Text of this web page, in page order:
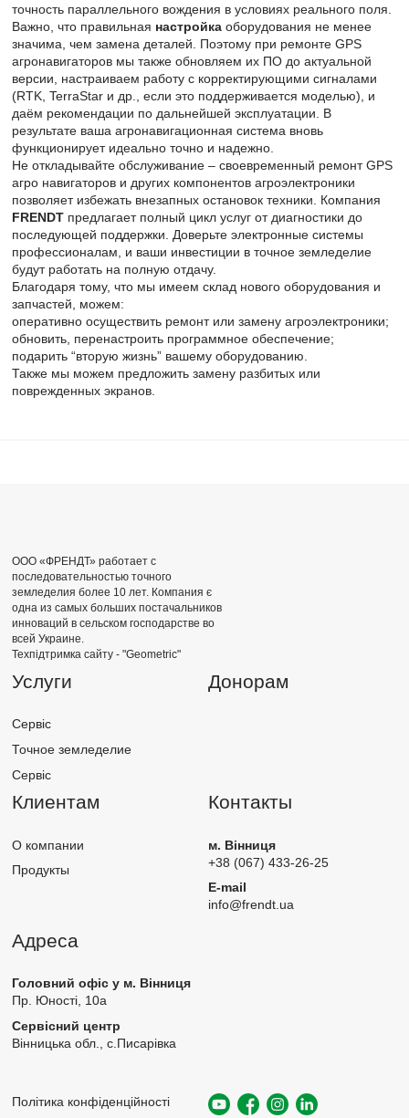
точность параллельного вождения в условиях реального поля.
Важно, что правильная настройка оборудования не менее
значима, чем замена деталей. Поэтому при ремонте GPS
агронавигаторов мы также обновляем их ПО до актуальной
версии, настраиваем работу с корректирующими сигналами
(RTK, TerraStar и др., если это поддерживается моделью), и
даём рекомендации по дальнейшей эксплуатации. В
результате ваша агронавигационная система вновь
функционирует идеально точно и надежно.
Не откладывайте обслуживание – своевременный ремонт GPS
агро навигаторов и других компонентов агроэлектроники
позволяет избежать внезапных остановок техники. Компания
FRENDT предлагает полный цикл услуг от диагностики до
последующей поддержки. Доверьте электронные системы
профессионалам, и ваши инвестиции в точное земледелие
будут работать на полную отдачу.
Благодаря тому, что мы имеем склад нового оборудования и
запчастей, можем:
оперативно осуществить ремонт или замену агроэлектроники;
обновить, перенастроить программное обеспечение;
подарить “вторую жизнь” вашему оборудованию.
Также мы можем предложить замену разбитых или
поврежденных экранов.
ООО «ФРЕНДТ» работает с
последовательностью точного
земледелия более 10 лет. Компания є
одна из самых больших постачальников
инноваций в сельском господарстве во
всей Украине.
Техпідтримка сайту -"Geometric"
Услуги
Сервіс
Точное земледелие
Сервіс
Донорам
Клиентам
О компании
Продукты
Контакты
м. Вінниця
+38 (067) 433-26-25
E-mail
info@frendt.ua
Адреса
Головний офіс у м. Вінниця
Пр. Юності, 10а
Сервісний центр
Вінницька обл., с.Писарівка
Політика конфіденційності